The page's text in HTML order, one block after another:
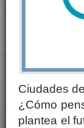
Ciudades
¿Cómo
plantea el